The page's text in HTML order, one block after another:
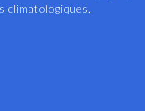
climatologiques.